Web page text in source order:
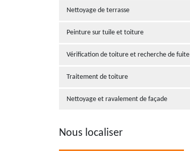
Nettoyage de terrasse
Peinture sur tuile et toiture
Vérification de toiture et recherche de fuite
Traitement de toiture
Nettoyage et ravalement de façade
Nous localiser